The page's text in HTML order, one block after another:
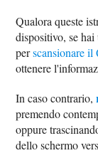
Qualora queste
dispositivo, se
perscansionare il
ottenere
In caso contrario,
premendo
oppure
dello schermo